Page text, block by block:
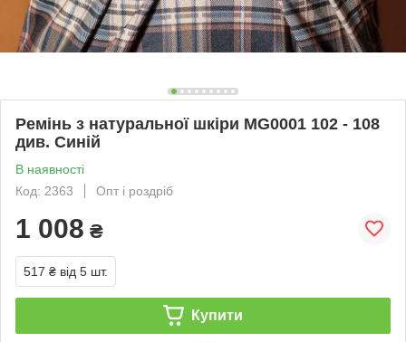
Ремінь з натуральної шкіри MG0001 102 - 108
див. Синій
В наявності
Код: 2363
Опт і роздріб
1 008 ₴
517 ₴ від 5 шт.
Купити